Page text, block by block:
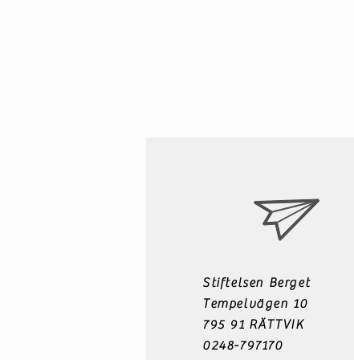
Stiftelsen Berget
Tempelvägen 10
795 91 RÄTTVIK
0248-797170